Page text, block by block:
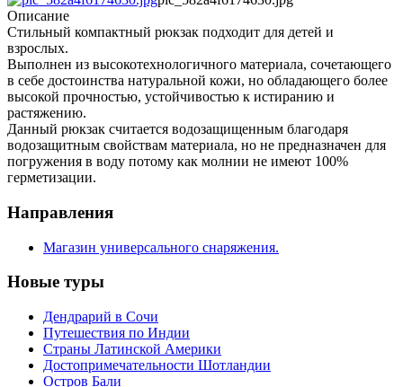
Описание
Стильный компактный рюкзак подходит для детей и
взрослых.
Выполнен из высокотехнологичного материала, сочетающего
в себе достоинства натуральной кожи, но обладающего более
высокой прочностью, устойчивостью к истиранию и
растяжению.
Данный рюкзак считается водозащищенным благодаря
водозащитным свойствам материала, но не предназначен для
погружения в воду потому как молнии не имеют 100%
герметизации.
Направления
Магазин универсального снаряжения.
Новые туры
Дендрарий в Сочи
Путешествия по Индии
Страны Латинской Америки
Достопримечательности Шотландии
Остров Бали